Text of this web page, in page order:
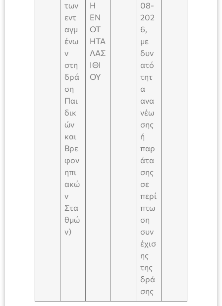
των
εντ
αγμ
ένω
ν
στη
δρά
ση
Παι
δικ
ών
και
Βρε
φον
ηπι
ακώ
ν
Στα
θμώ
ν)
Η
ΕΝ
ΟΤ
ΗΤΑ
ΛΑΣ
ΙΘΙ
ΟΥ
08-
202
6,
με
δυν
ατό
τητ
α
ανα
νέω
σης
ή
παρ
άτα
σης
σε
περί
πτω
ση
συν
έχισ
ης
της
δρά
σης